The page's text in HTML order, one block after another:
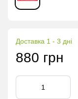
Доставка 1 - 3 дні
880 грн